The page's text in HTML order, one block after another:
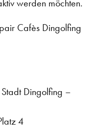
werden möchten.
Cafès Dingolfing
Dingolfing –
4